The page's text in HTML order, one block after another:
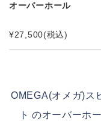
オーバーホール
¥27,500(税込)
OMEGA(オメガ)ス
ト のオーバーホ